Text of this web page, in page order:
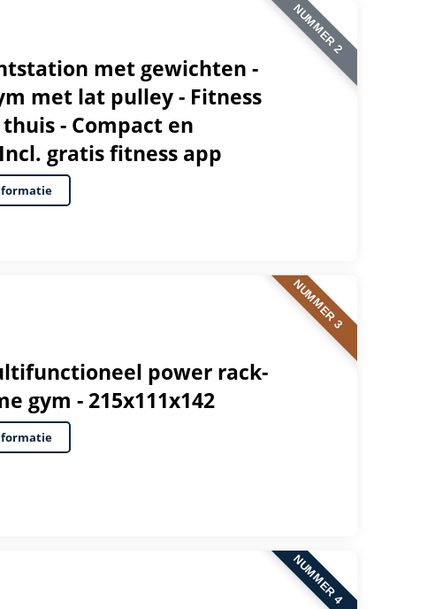
NUMMER 2
met gewichten -
met lat pulley - Fitness
- Compact en
gratis fitness app
NUMMER 3
power rack-
gym - 215x111x142
NUMMER 4